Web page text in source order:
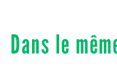
Dans le